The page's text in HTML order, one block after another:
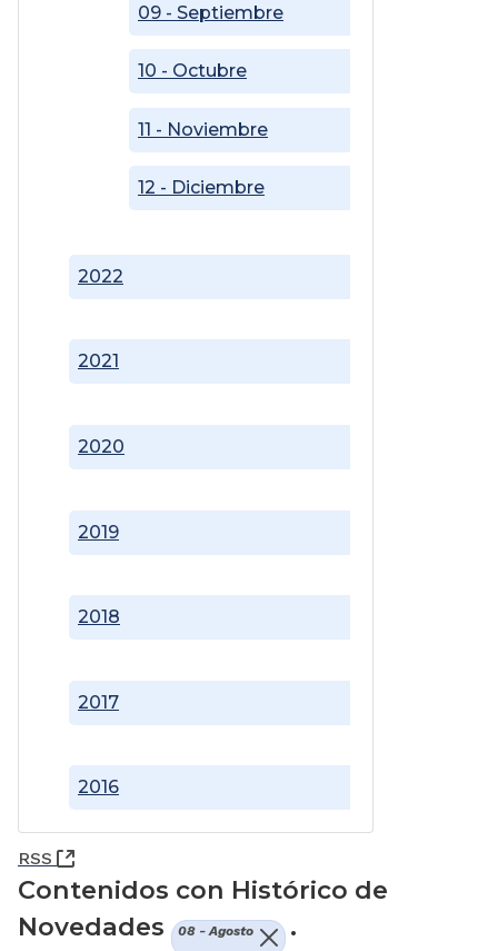
2016
2017
2018
2019
2020
2021
2022
09 - Septiembre
10 - Octubre
11 - Noviembre
12 - Diciembre
RSS (Abre una nueva ventana)
Contenidos con Histórico de
Novedades
08 - Agosto .